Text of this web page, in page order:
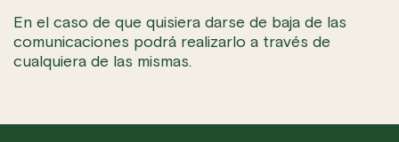
En el caso de que quisiera darse de baja de las
comunicaciones podrá realizarlo a través de
cualquiera de las mismas.